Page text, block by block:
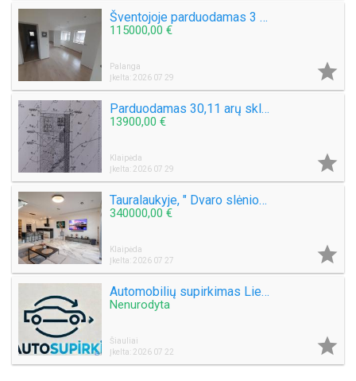
Šventojoje parduodamas 3 kambarių 50 kv.m. Butas Mokyklos g.
115000,00 €
Palanga
Įkelta: 2026 07 29

Parduodamas 30,11 arų sklypą Šlapšilės km, Žiburių g. 25. Klaipėdos raj.
13900,00 €
Klaipėda
Įkelta: 2026 07 29

Tauralaukyje, " Dvaro slėnio " Medeinos g. Parduodamas kotedžas 113 kv.m. , sklypas 2,5 a .
340000,00 €
Klaipėda
Įkelta: 2026 07 27

Automobilių supirkimas Lietuvoje
Nenurodyta
Šiauliai
Įkelta: 2026 07 22
